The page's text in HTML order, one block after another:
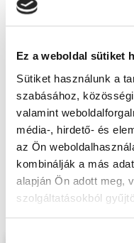
Ez a weboldal sütiket
Sütiket használunk a
szabásához,
valamint
média-, hirdető- és
az Ön
kombinálják a más
alapján Ön adott meg,
szolgáltatásokból
A csoport a
Végezd el
Sopron